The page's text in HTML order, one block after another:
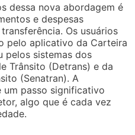
dessa nova abordagem é
e despesas
Os usuários
pelo aplicativo da Carteira
pelos sistemas dos
Trânsito (Detrans) e da
(Senatran). A
passo significativo
algo que é cada vez